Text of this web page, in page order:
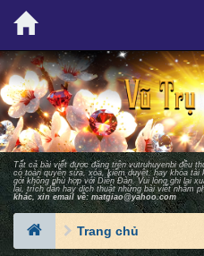
Tất cả bài viết được đăng trên vutruhuyenbi đều
có toàn quyền sửa, xóa, kiểm duyệt, hay khóa tài
gởi không phù hợp với Diễn Ðàn. Vui lòng ghi lại
lại, trích dẫn hay dịch thuật những bài viết nhằm
khác, xin email về: matgiao@yahoo.com
Trang chủ